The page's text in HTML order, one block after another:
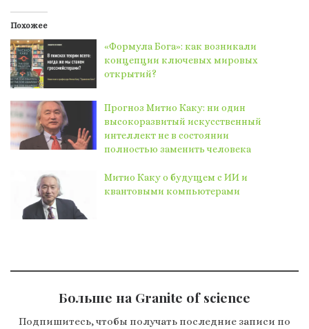
Похожее
«Формула Бога»: как возникали
концепции ключевых мировых
открытий?
Прогноз Митио Каку: ни один
высокоразвитый искусственный
интеллект не в состоянии
полностью заменить человека
Митио Каку о будущем с ИИ и
квантовыми компьютерами
Больше на Granite of science
Подпишитесь, чтобы получать последние записи по